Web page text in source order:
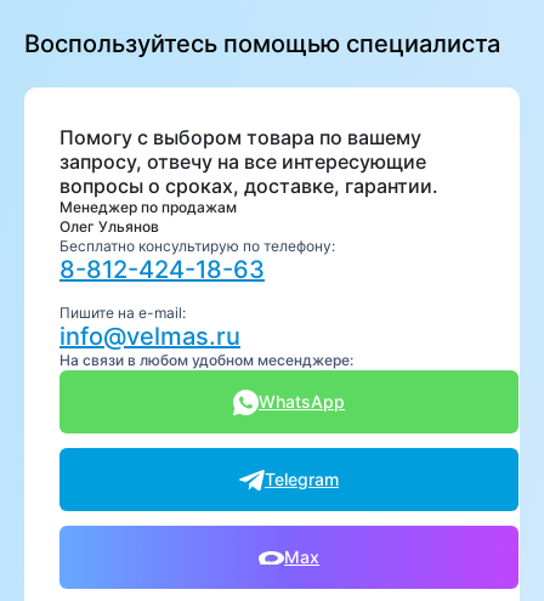
Воспользуйтесь помощью специалиста
Помогу с выбором товара по вашему
запросу, отвечу на все интересующие
вопросы о сроках, доставке, гарантии.
Менеджер по продажам
Олег Ульянов
Бесплатно консультирую по телефону:
8-812-424-18-63
Пишите на e-mail:
info@velmas.ru
На связи в любом удобном месенджере:
WhatsApp
Telegram
Max